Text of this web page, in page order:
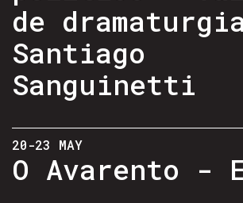
de
Santiago
Sanguinetti
20-23 MAY
O Avarento -